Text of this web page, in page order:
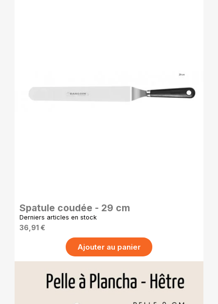
Spatule coudée - 29 cm
Derniers articles en stock
36,91 €
Ajouter au panier